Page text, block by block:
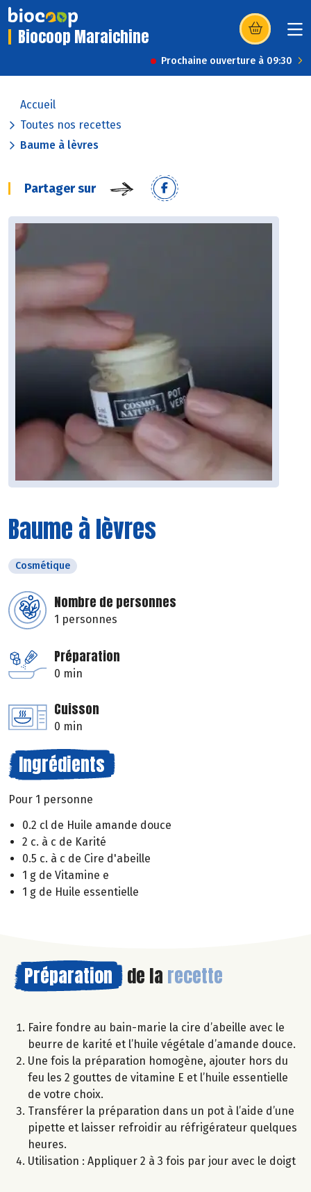
Biocoop Maraichine (s’ouvre dans
Prochaine ouverture à 09:30
Accueil
Toutes nos recettes
Baume à lèvres
Partager sur
Baume à lèvres
Cosmétique
Nombre de personnes
1 personnes
Préparation
0 min
Cuisson
0 min
Ingrédients
Pour 1 personne
0.2 cl de Huile amande douce
2 c. à c de Karité
0.5 c. à c de Cire d'abeille
1 g de Vitamine e
1 g de Huile essentielle
Préparation de la recette
Faire fondre au bain-marie la cire d’abeille avec le
beurre de karité et l’huile végétale d’amande douce.
Une fois la préparation homogène, ajouter hors du
feu les 2 gouttes de vitamine E et l’huile essentielle
de votre choix.
Transférer la préparation dans un pot à l’aide d’une
pipette et laisser refroidir au réfrigérateur quelques
heures.
Utilisation : Appliquer 2 à 3 fois par jour avec le doigt